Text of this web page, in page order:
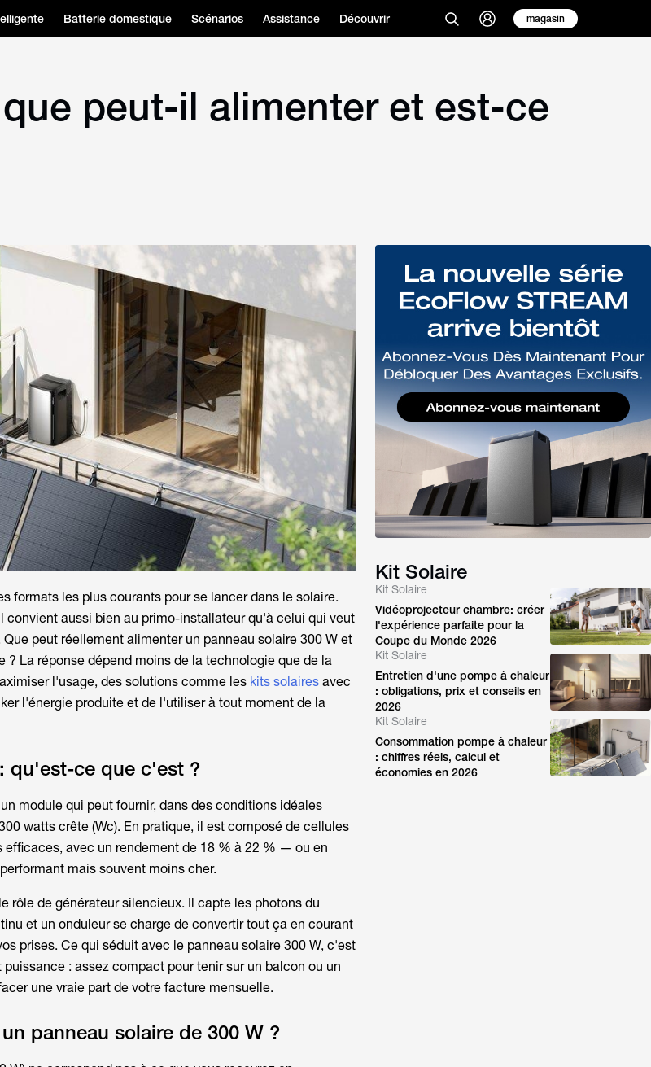
Batterie domestique Scénarios Assistance Découvrir magasin
peut-il alimenter et est-ce
formats les plus courants pour se lancer dans le solaire.
aussi bien au primo-installateur qu'à celui qui veut
peut réellement alimenter un panneau solaire 300 Wet
? La réponse dépend moins de la technologie que de la
l'usage, des solutions comme les kits solairesavec
l'énergie produite et de l'utiliser à tout moment de la
qu'est-ce que c'est ?
module qui peut fournir, dans des conditions idéales
watts crête (Wc). En pratique, il est composé de cellules
avec un rendement de 18 % à 22 % — ou en
mais souvent moins cher.
rôle de générateur silencieux. Il capte les photons du
et un onduleur se charge de convertir tout ça en courant
prises. Ce qui séduit avec le panneau solaire 300 W, c'est
: assez compact pour tenir sur un balcon ou un
une vraie part de votre facture mensuelle.
panneau solaire de 300 W ?
Kit Solaire
Kit Solaire
Vidéoprojecteur chambre: créer
l'expérience parfaite pour la
Coupe du Monde 2026
Kit Solaire
Entretien d'une pompe à chaleur
: obligations, prix et conseils en
2026
Kit Solaire
Consommation pompe à chaleur
: chiffres réels, calcul et
économies en 2026